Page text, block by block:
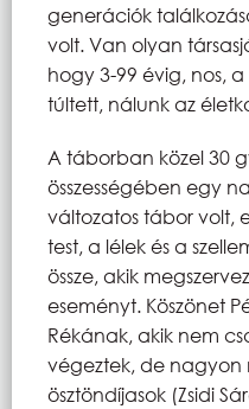
generációk
volt. Van olyan
hogy 3-99 évig, nos, a
túltett, nálunk az
A táborban közel 30
összességében egy
változatos tábor
test, a lélek és a
össze, akik
eseményt. Köszönet
Rékának, akik nem
végeztek, de nagyon
ösztöndíjasok (Zsidi